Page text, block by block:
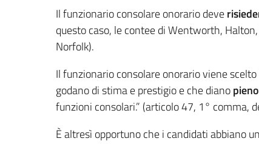
Il funzionario consolare onorario deve
questo caso, le contee di Wentworth,
Norfolk).
Il funzionario consolare onorario viene
godano di stima e prestigio e che diano
funzioni consolari.” (articolo 47, 1° comma,
È altresì opportuno che i candidati abbiano